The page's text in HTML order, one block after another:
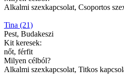
Alkalmi szexkapcsolat, Csoportos
Tina (21)
Pest, Budakeszi
Kit keresek:
nőt, férfit
Milyen célból?
Alkalmi szexkapcsolat, Titkos